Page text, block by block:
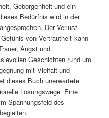
Geborgenheit und ein
Bedürfnis wird in der
Der Verlust
von Vertrautheit kann
Angst und
Geschichten rund um
mit Vielfalt und
dieses Buch unerwartete
Lösungswege. Eine
Spannungsfeld des